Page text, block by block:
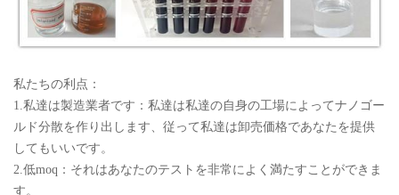
私たちの利点：
1.私達は製造業者です：私達は私達の自身の工場によってナノゴー
ルド分散を作り出します、従って私達は卸売価格であなたを提供
してもいいです。
2.低moq：それはあなたのテストを非常によく満たすことができま
す。